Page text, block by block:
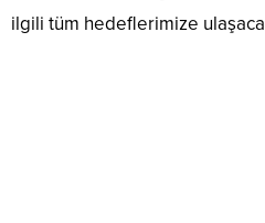
ilgili tüm hedeflerimize